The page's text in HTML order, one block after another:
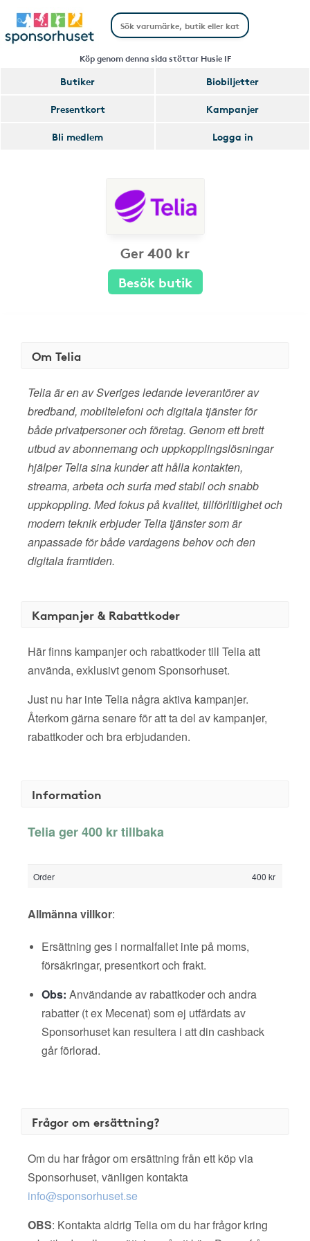
Köp genom denna sida stöttar Husie IF
Butiker
Biobiljetter
Presentkort
Kampanjer
Bli medlem
Logga in
Ger 400 kr
Besök butik
Om Telia
Telia är en av Sveriges ledande leverantörer av
bredband, mobiltelefoni och digitala tjänster för
både privatpersoner och företag. Genom ett brett
utbud av abonnemang och uppkopplingslösningar
hjälper Telia sina kunder att hålla kontakten,
streama, arbeta och surfa med stabil och snabb
uppkoppling. Med fokus på kvalitet, tillförlitlighet och
modern teknik erbjuder Telia tjänster som är
anpassade för både vardagens behov och den
digitala framtiden.
Kampanjer & Rabattkoder
Här finns kampanjer och rabattkoder till Telia att
använda, exklusivt genom Sponsorhuset.
Just nu har inte Telia några aktiva kampanjer.
Återkom gärna senare för att ta del av kampanjer,
rabattkoder och bra erbjudanden.
Information
Telia ger 400 kr tillbaka
Order 400 kr
Allmänna villkor:
Ersättning ges i normalfallet inte på moms,
försäkringar, presentkort och frakt.
Obs: Användande av rabattkoder och andra
rabatter (t ex Mecenat) som ej utfärdats av
Sponsorhuset kan resultera i att din cashback
går förlorad.
Frågor om ersättning?
Om du har frågor om ersättning från ett köp via
Sponsorhuset, vänligen kontakta
info@sponsorhuset.se
OBS: Kontakta aldrig Telia om du har frågor kring